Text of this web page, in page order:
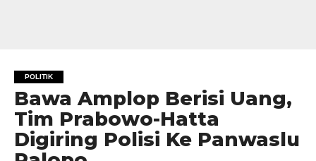
POLITIK
Bawa Amplop Berisi Uang,
Tim Prabowo-Hatta
Digiring Polisi Ke Panwaslu